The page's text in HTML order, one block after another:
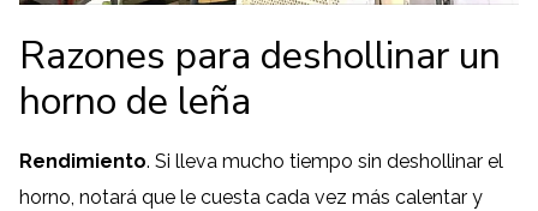
Razones para deshollinar un
horno de leña
Rendimiento. Si lleva mucho tiempo sin deshollinar el
horno, notará que le cuesta cada vez más calentar y